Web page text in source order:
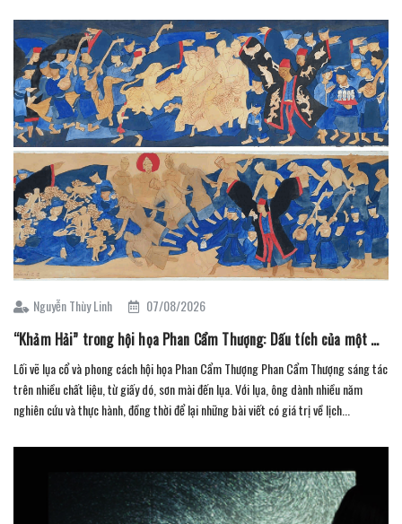
Nguyễn Thùy Linh 07/08/2026
“Khảm Hải” trong hội họa Phan Cẩm Thượng: Dấu tích của một miền tín ngưỡng
Lối vẽ lụa cổ và phong cách hội họa Phan Cẩm Thượng Phan Cẩm Thượng sáng tác
trên nhiều chất liệu, từ giấy dó, sơn mài đến lụa. Với lụa, ông dành nhiều năm
nghiên cứu và thực hành, đồng thời để lại những bài viết có giá trị về lịch...